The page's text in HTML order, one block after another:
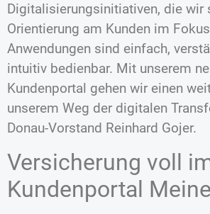
Digitalisierungsinitiativen, die wir
Orientierung am Kunden im
Anwendungen sind einfach,
intuitiv bedienbar. Mit unserem
Kundenportal gehen wir einen
unserem Weg der digitalen
Donau-Vorstand Reinhard Gojer.
Versicherung voll
Kundenportal